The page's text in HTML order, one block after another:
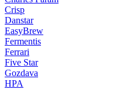
Crisp
Danstar
EasyBrew
Fermentis
Ferrari
Five Star
Gozdava
HPA